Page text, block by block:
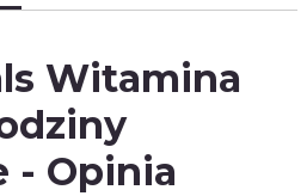
Witamina
- Opinia